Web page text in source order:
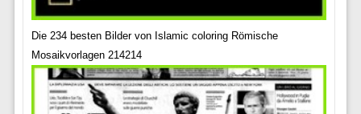
Die 234 besten Bilder von Islamic coloring Römische
Mosaikvorlagen 214214